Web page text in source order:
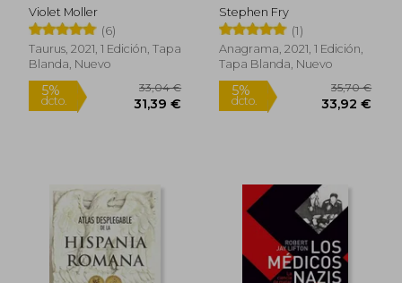
Violet Moller
(6)
Taurus, 2021, 1 Edición, Tapa
Blanda, Nuevo
Stephen Fry
(1)
Anagrama, 2021, 1 Edición,
Tapa Blanda, Nuevo